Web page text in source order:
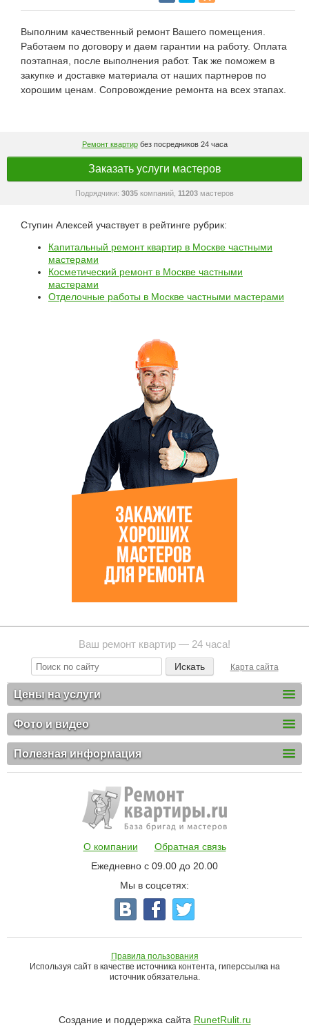
Выполним качественный ремонт Вашего помещения.
Работаем по договору и даем гарантии на работу. Оплата
поэтапная, после выполнения работ. Так же поможем в
закупке и доставке материала от наших партнеров по
хорошим ценам. Сопровождение ремонта на всех этапах.
Ремонт квартирбез посредников 24 часа
Заказать услуги мастеров
Подрядчики: 3035 компаний, 11203 мастеров
Ступин Алексей участвует в рейтинге рубрик:
Капитальный ремонт квартир в Москве частными
мастерами
Косметический ремонт в Москве частными
мастерами
Отделочные работы в Москве частными мастерами
Ваш ремонт квартир — 24 часа!
Карта сайта
Цены на услуги
Фото и видео
Полезная информация
О компании
Обратная связь
Ежедневно с 09.00 до 20.00
Мы в соцсетях:
Правила пользования
Используя сайт в качестве источника контента, гиперссылка на
источник обязательна.
Создание и поддержка сайта RunetRulit.ru